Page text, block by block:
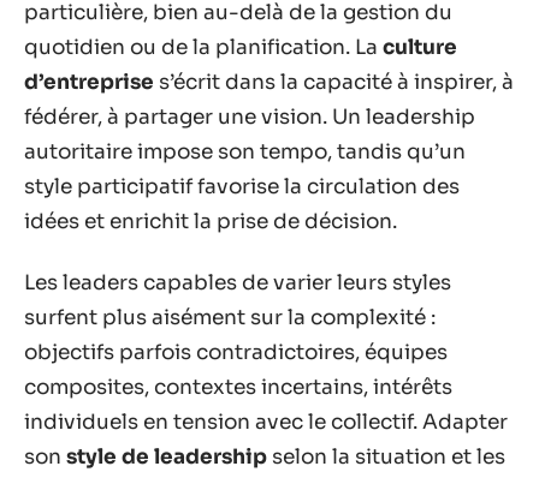
particulière, bien au-delà de la gestion du
quotidien ou de la planification. La culture
d’entreprise s’écrit dans la capacité à inspirer, à
fédérer, à partager une vision. Un leadership
autoritaire impose son tempo, tandis qu’un
style participatif favorise la circulation des
idées et enrichit la prise de décision.
Les leaders capables de varier leurs styles
surfent plus aisément sur la complexité :
objectifs parfois contradictoires, équipes
composites, contextes incertains, intérêts
individuels en tension avec le collectif. Adapter
son style de leadership selon la situation et les